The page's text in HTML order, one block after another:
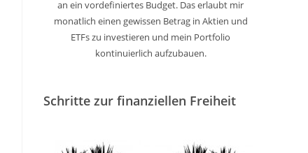
an ein vordefiniertes Budget. Das erlaubt mir
monatlich einen gewissen Betrag in Aktien und
ETFs zu investieren und mein Portfolio
kontinuierlich aufzubauen.
Schritte zur finanziellen Freiheit